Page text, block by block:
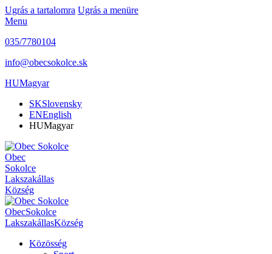
Ugrás a tartalomra Ugrás a menüre
Menu
035/7780104
info@obecsokolce.sk
HUMagyar
SKSlovensky
ENEnglish
HUMagyar
Obec
Sokolce
Lakszakállas
Község
ObecSokolce
LakszakállasKözség
Közösség